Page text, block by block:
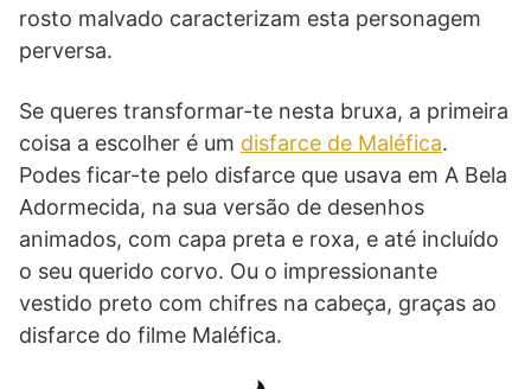
rosto malvado caracterizam esta personagem
perversa.
Se queres transformar-te nesta bruxa, a primeira
coisa a escolher é um disfarce de Maléfica.
Podes ficar-te pelo disfarce que usava em A Bela
Adormecida, na sua versão de desenhos
animados, com capa preta e roxa, e até incluído
o seu querido corvo. Ou o impressionante
vestido preto com chifres na cabeça, graças ao
disfarce do filme Maléfica.